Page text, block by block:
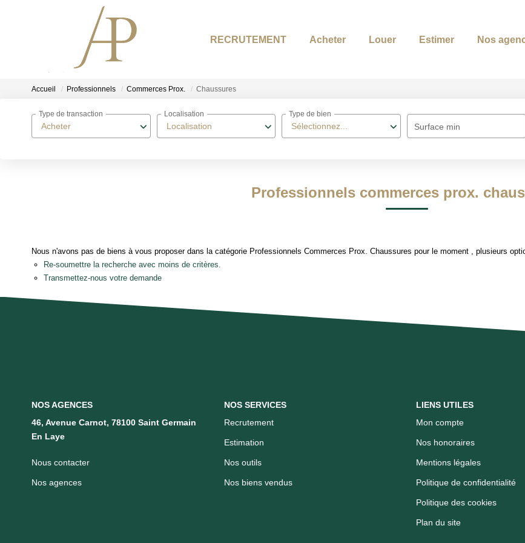
RECRUTEMENT Acheter Louer Estimer Nos
Accueil Professionnels Commerces Prox. Chaussures
Acheter
Type de transaction
Localisation
Localisation
Sélectionnez...
Type de bien
Surface min
Professionnels commerces prox.
Nous n'avons pas de biens à vous proposer dans la catégorie Professionnels Commerces Prox. Chaussures pour le moment , plusieurs
Re-soumettre la recherche avec moins de critères.
Transmettez-nous votre demande
NOS AGENCES
46, Avenue Carnot, 78100 Saint Germain
En Laye
Nous contacter
Nos agences
NOS SERVICES
Recrutement
Estimation
Nos outils
Nos biens vendus
LIENS UTILES
Mon compte
Nos honoraires
Mentions légales
Politique de confidentialité
Politique des cookies
Plan du site